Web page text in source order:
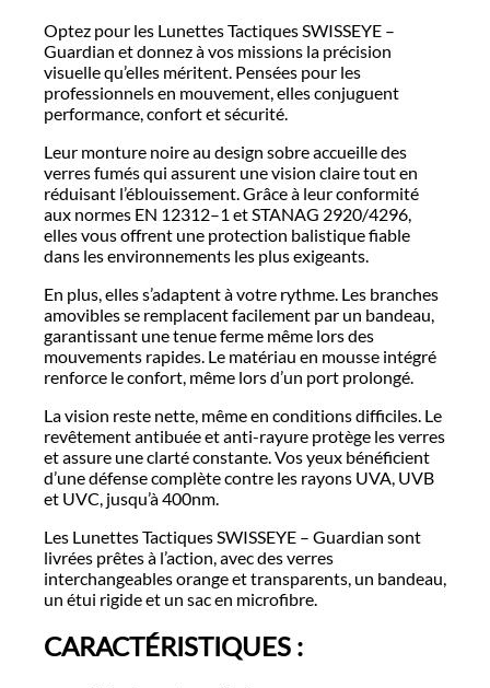
Optez pour les Lunettes Tactiques SWISSEYE –
Guardian et donnez à vos missions la précision
visuelle qu’elles méritent. Pensées pour les
professionnels en mouvement, elles conjuguent
performance, confort et sécurité.
Leur monture noire au design sobre accueille des
verres fumés qui assurent une vision claire tout en
réduisant l’éblouissement. Grâce à leur conformité
aux normes EN 12312–1 et STANAG 2920/4296,
elles vous offrent une protection balistique fiable
dans les environnements les plus exigeants.
En plus, elles s’adaptent à votre rythme. Les branches
amovibles se remplacent facilement par un bandeau,
garantissant une tenue ferme même lors des
mouvements rapides. Le matériau en mousse intégré
renforce le confort, même lors d’un port prolongé.
La vision reste nette, même en conditions difficiles. Le
revêtement antibuée et anti-rayure protège les verres
et assure une clarté constante. Vos yeux bénéficient
d’une défense complète contre les rayons UVA, UVB
et UVC, jusqu’à 400nm.
Les Lunettes Tactiques SWISSEYE – Guardian sont
livrées prêtes à l’action, avec des verres
interchangeables orange et transparents, un bandeau,
un étui rigide et un sac en microfibre.
CARACTÉRISTIQUES :